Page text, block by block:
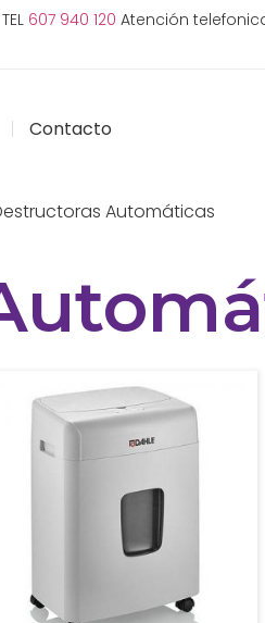
TEL 607 940 120 Atención
Contacto
Automáticas